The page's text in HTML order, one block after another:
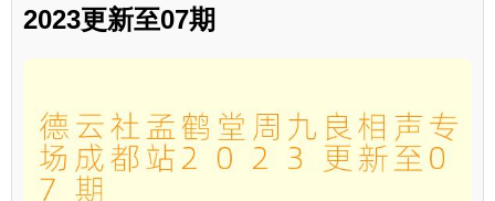
2023更新至07期